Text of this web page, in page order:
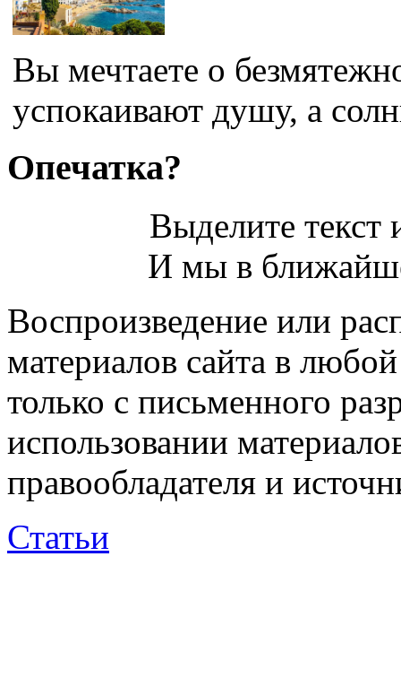
Вы мечтаете о
успокаивают душу, а
Опечатка?
Выделите
И мы в
Воспроизведение или
материалов сайта в
только с письменного
использовании
правообладателя и
Статьи